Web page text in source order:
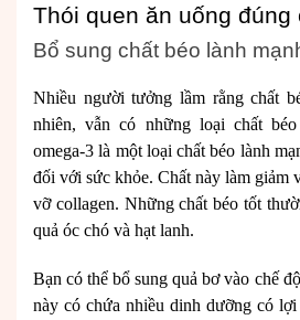
Thói quen ăn uống đúng
Bổ sung chất béo lành
Nhiều người tưởng lầm rằng chất
nhiên, vẫn có những loại chất
omega-3 là một loại chất béo lành
đối với sức khỏe. Chất này làm giảm
vỡ collagen. Những chất béo tốt
quả óc chó và hạt lanh.
Bạn có thể bổ sung quả bơ vào chế
này có chứa nhiều dinh dưỡng có